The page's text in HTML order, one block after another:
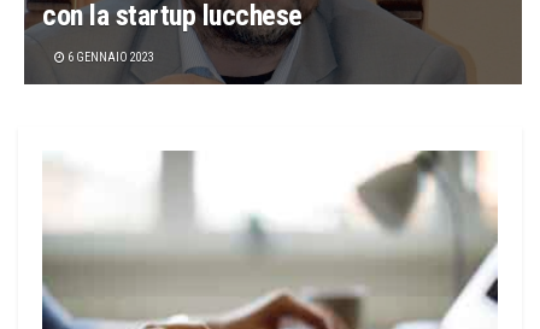
con la startup lucchese
6 GENNAIO 2023